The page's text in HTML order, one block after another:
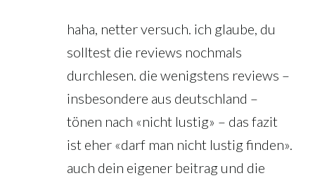
haha, netter versuch. ich glaube, du
solltest die reviews nochmals
durchlesen. die wenigstens reviews –
insbesondere aus deutschland –
tönen nach «nicht lustig» – das fazit
ist eher «darf man nicht lustig finden».
auch dein eigener beitrag und die